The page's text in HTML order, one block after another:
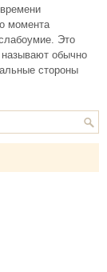
момента
Это
обычно
стороны